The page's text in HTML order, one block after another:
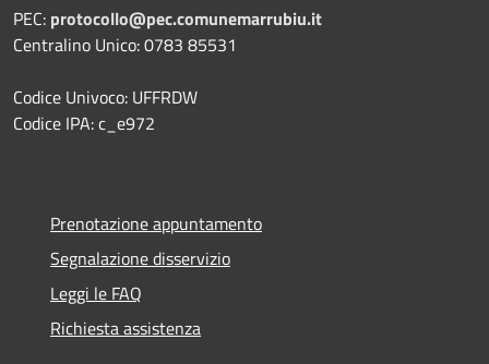
PEC: protocollo@pec.comunemarrubiu.it
Centralino Unico: 0783 85531
Codice Univoco: UFFRDW
Codice IPA: c_e972
Prenotazione appuntamento
Segnalazione disservizio
Leggi le FAQ
Richiesta assistenza